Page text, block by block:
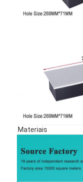
Faixa de
Caixa de
Soquete de
Soquete
tomada de poder
Soquete de trilho
Banda de
Materiais